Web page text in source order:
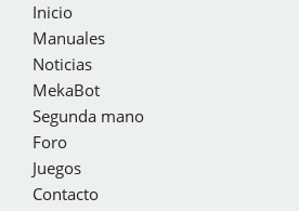
Inicio
Manuales
Noticias
MekaBot
Segunda mano
Foro
Juegos
Contacto